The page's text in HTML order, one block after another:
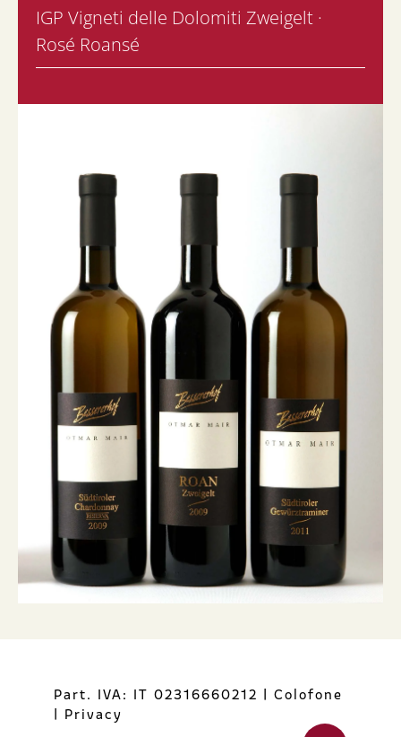
IGP Vigneti delle Dolomiti Zweigelt ·
Rosé Roansé
Part. IVA: IT 02316660212 | Colofone
| Privacy